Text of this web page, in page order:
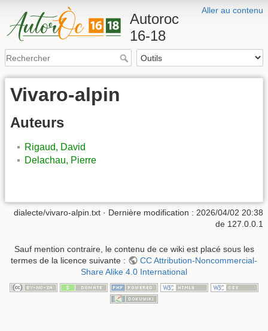
Aller au contenu
Autoroc
16-18
Vivaro-alpin
Auteurs
Rigaud, David
Delachau, Pierre
dialecte/vivaro-alpin.txt · Dernière modification : 2026/04/02 20:38
de 127.0.0.1
Sauf mention contraire, le contenu de ce wiki est placé sous les
termes de la licence suivante :
CC Attribution-Noncommercial-
Share Alike 4.0 International